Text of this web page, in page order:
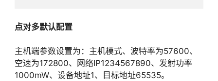
点对多默认配置
主机端参数设置为：主机模式、波特率为57600、
空速为172800、网络IP1234567890、发射功率
1000mW、设备地址1、目标地址65535。